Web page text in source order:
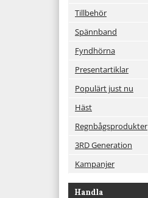
Tillbehör
Spännband
Fyndhörna
Presentartiklar
Populärt just nu
Häst
Regnbågsprodukter
3RD Generation
Kampanjer
Handla